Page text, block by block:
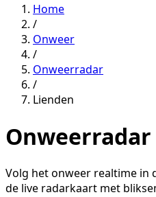
Home
/
Onweer
/
Onweerradar
/
Lienden
Volg het onweer realtime in
de live radarkaart met